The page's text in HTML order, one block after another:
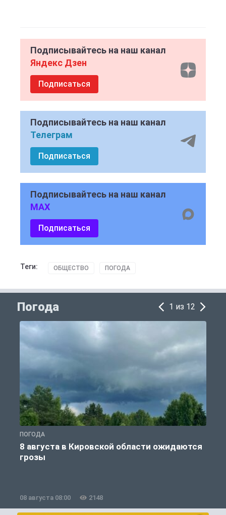
Подписывайтесь на наш канал
Яндекс Дзен
Подписаться
Подписывайтесь на наш канал
Телеграм
Подписаться
Подписывайтесь на наш канал
MAX
Подписаться
Теги: ОБЩЕСТВО ПОГОДА
Погода 1 из 12
ПОГОДА
8 августа в Кировской области ожидаются
грозы
08 августа 08:00 2148